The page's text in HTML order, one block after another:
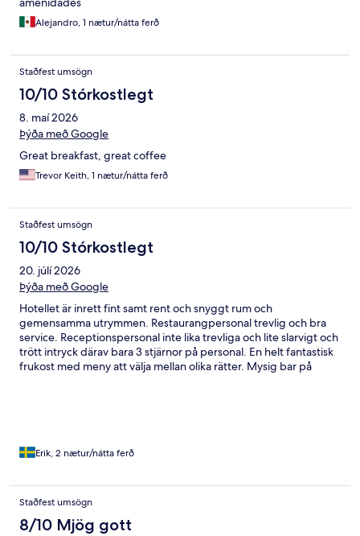
Alejandro, 1 nætur/nátta ferð
Staðfest umsögn
10/10 Stórkostlegt
8. maí 2026
Þýða með Google
Great breakfast, great coffee
Trevor Keith, 1 nætur/nátta ferð
Staðfest umsögn
10/10 Stórkostlegt
20. júlí 2026
Þýða með Google
Hotellet är inrett fint samt rent och snyggt rum och
gemensamma utrymmen. Restaurangpersonal trevlig och bra
service. Receptionspersonal inte lika trevliga och lite slarvigt och
trött intryck därav bara 3 stjärnor på personal. En helt fantastisk
frukost med meny att välja mellan olika rätter. Mysig bar på
Erik, 2 nætur/nátta ferð
Staðfest umsögn
8/10 Mjög gott